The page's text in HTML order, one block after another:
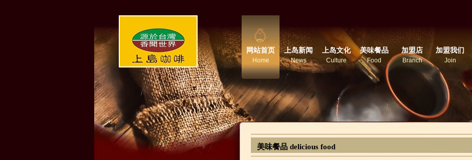
网站首页
Home
上岛新闻
News
上岛文化
Culture
美味餐品
Food
加盟店
Branch
加盟我们
Join
美味餐品 delicious food